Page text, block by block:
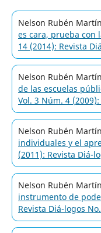
Nelson Rubén
es cara, prueba con
14 (2014): Revista
Nelson Rubén
de las escuelas
Vol. 3 Núm. 4
Nelson Rubén
individuales y el
(2011): Revista Diá-
Nelson Rubén
instrumento de
Revista Diá-logos